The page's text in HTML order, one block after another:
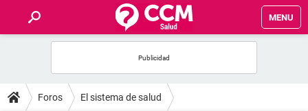
MENU
FOROS
Foros El sistema de salud